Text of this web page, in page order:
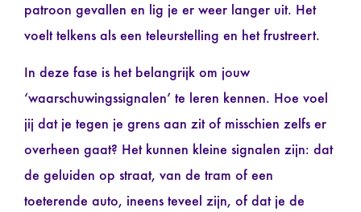
patroon gevallen en lig je er weer langer uit. Het
voelt telkens als een teleurstelling en het frustreert.
In deze fase is het belangrijk om jouw
‘waarschuwingssignalen’ te leren kennen. Hoe voel
jij dat je tegen je grens aan zit of misschien zelfs er
overheen gaat? Het kunnen kleine signalen zijn: dat
de geluiden op straat, van de tram of een
toeterende auto, ineens teveel zijn, of dat je de